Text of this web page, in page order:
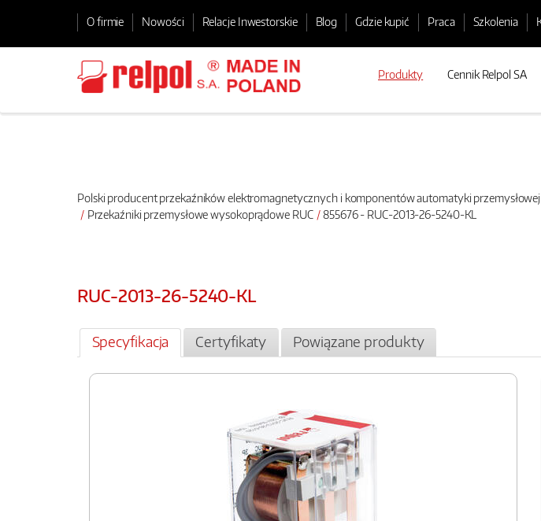
O firmie Nowości Relacje Inwestorskie Blog Gdzie kupić Praca Szkolenia
Produkty Cennik Relpol SA
Polski producent przekaźników elektromagnetycznych i komponentów automatyki przemysłowej
Przekaźniki przemysłowe wysokoprądowe RUC
855676 - RUC-2013-26-5240-KL
RUC-2013-26-5240-KL
Specyfikacja Certyfikaty Powiązane produkty